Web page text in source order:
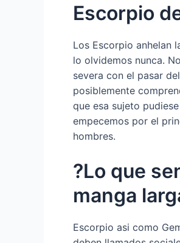
Escorpio
Los Escorpio anhelan
lo olvidemos nunca.
severa con el pasar
posiblemente
que esa sujeto
empecemos por el
hombres.
?Lo que
manga
Escorpio asi­ como